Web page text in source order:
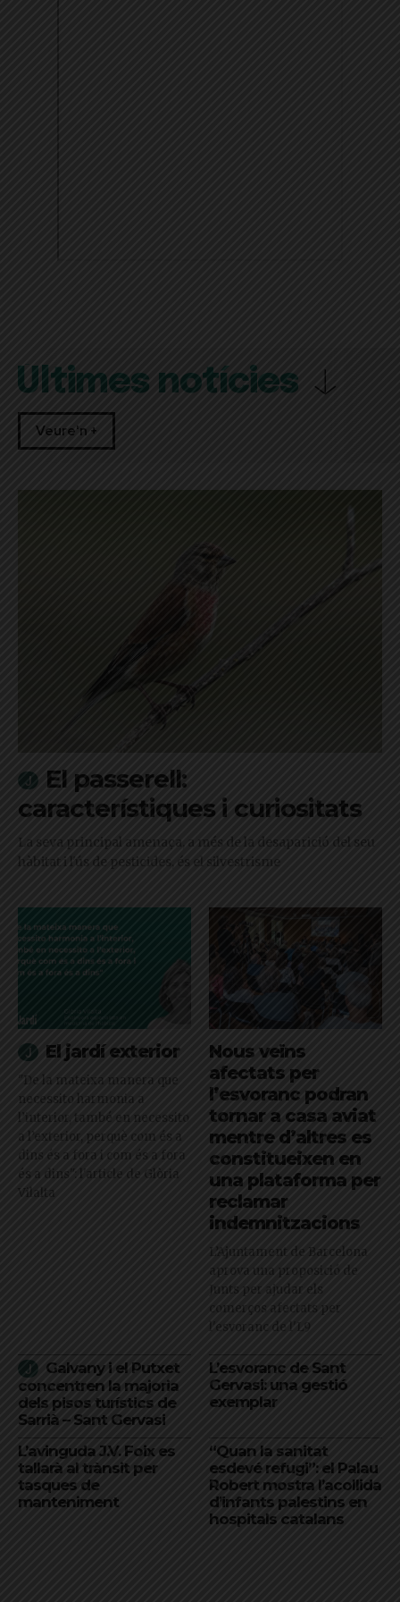
Últimes notícies
Veure'n +
El passerell:
característiques i curiositats
La seva principal amenaça, a més de la desaparició del seu
hàbitat i l'ús de pesticides, és el silvestrisme
El jardí exterior
"De la mateixa manera que
necessito harmonia a
l’interior, també en necessito
a l’exterior, perquè com és a
dins és a fora i com és a fora
és a dins": l'article de Glòria
Vilalta
Nous veïns
afectats per
l’esvoranc podran
tornar a casa aviat
mentre d’altres es
constitueixen en
una plataforma per
reclamar
indemnitzacions
L’Ajuntament de Barcelona
aprova una proposició de
Junts per ajudar els
comerços afectats per
l'esvoranc de l'L9
Galvany i el Putxet
concentren la majoria
dels pisos turístics de
Sarrià – Sant Gervasi
L’esvoranc de Sant
Gervasi: una gestió
exemplar
L’avinguda J.V. Foix es
tallarà al trànsit per
tasques de
manteniment
“Quan la sanitat
esdevé refugi”: el Palau
Robert mostra l’acollida
d’infants palestins en
hospitals catalans